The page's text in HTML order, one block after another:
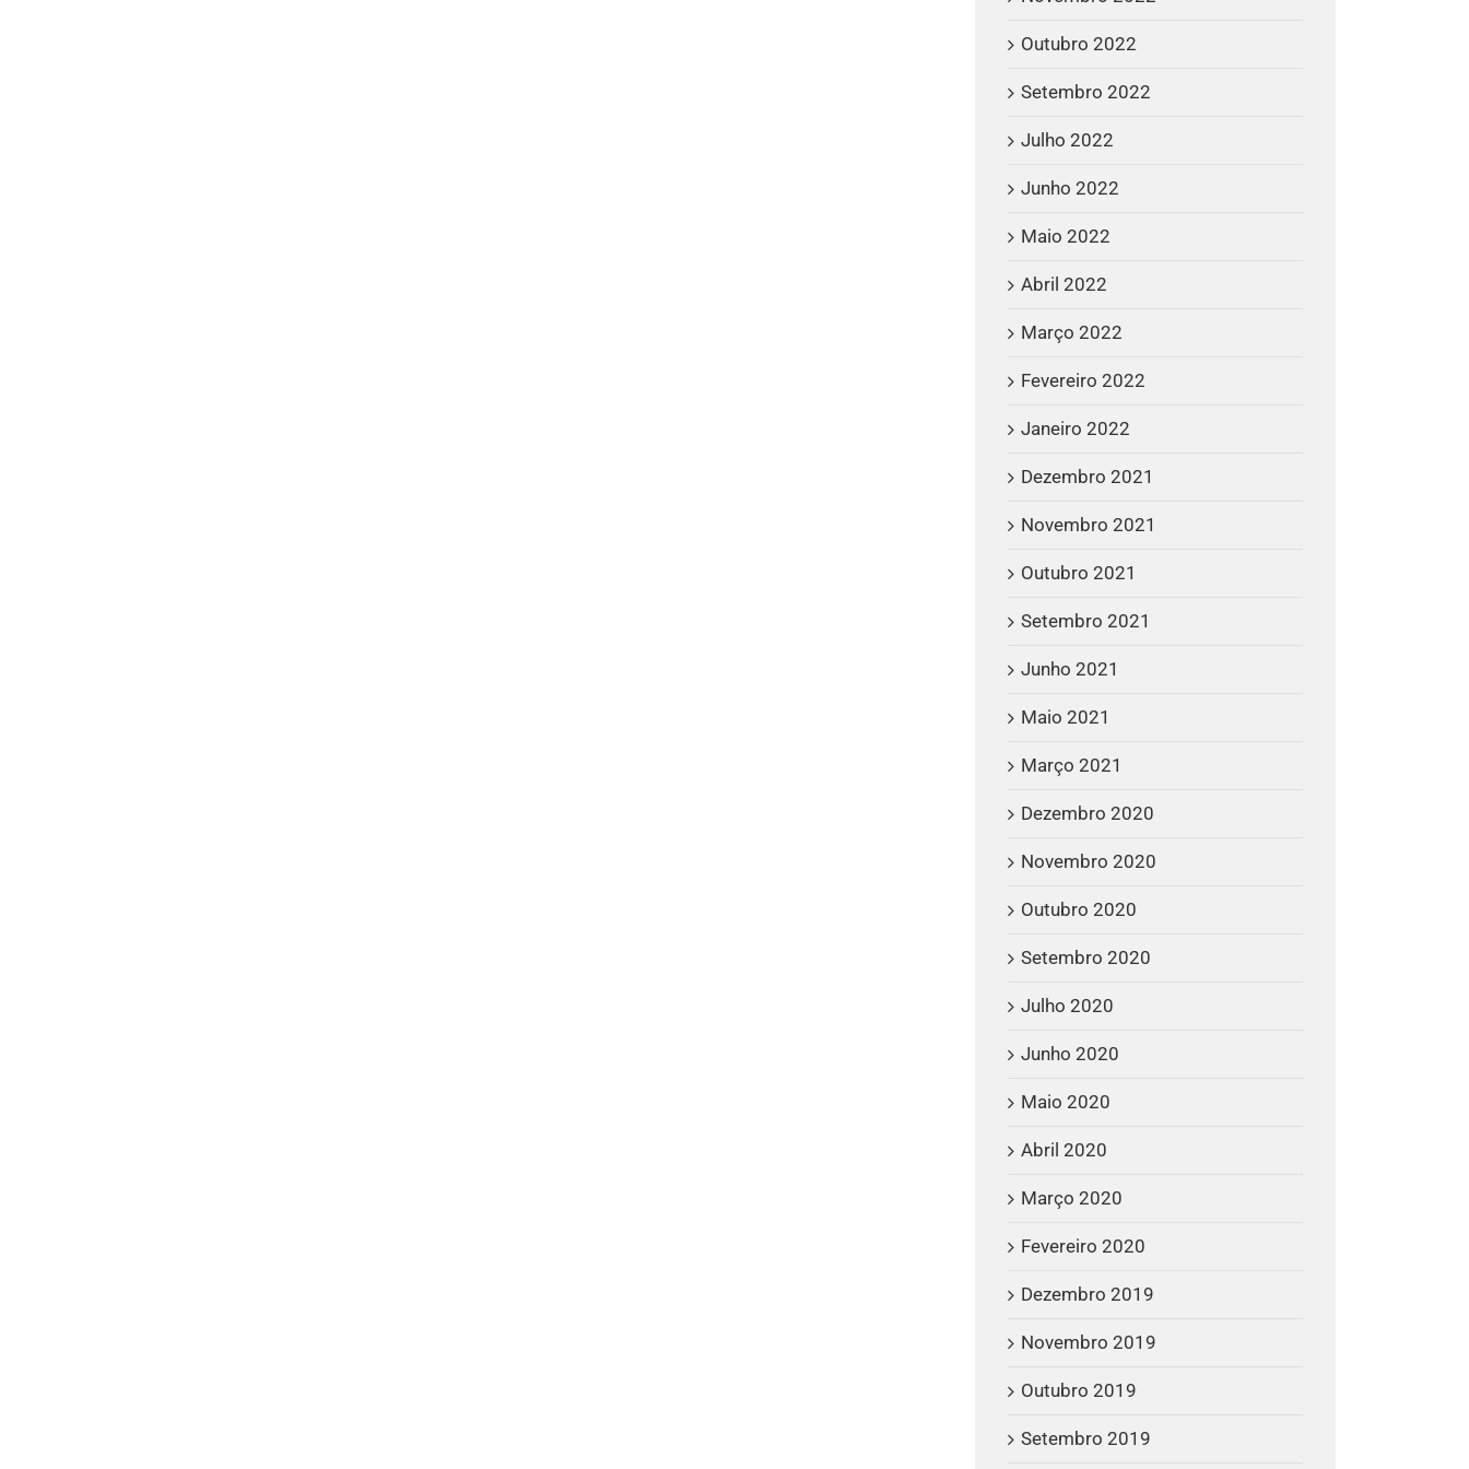
Outubro 2022
Setembro 2022
Julho 2022
Junho 2022
Maio 2022
Abril 2022
Março 2022
Fevereiro 2022
Janeiro 2022
Dezembro 2021
Novembro 2021
Outubro 2021
Setembro 2021
Junho 2021
Maio 2021
Março 2021
Dezembro 2020
Novembro 2020
Outubro 2020
Setembro 2020
Julho 2020
Junho 2020
Maio 2020
Abril 2020
Março 2020
Fevereiro 2020
Dezembro 2019
Novembro 2019
Outubro 2019
Setembro 2019